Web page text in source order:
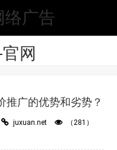
推广的优势和劣势？
juxuan.net
（281）